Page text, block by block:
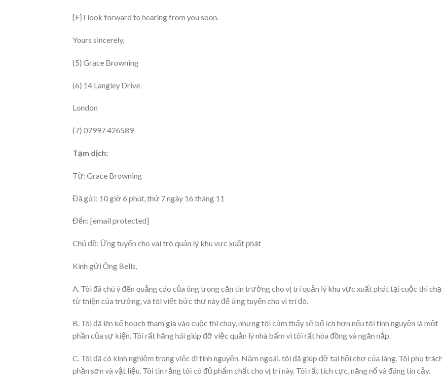
[E] I look forward to hearing from you soon.
Yours sincerely,
(5) Grace Browning
(6) 14 Langley Drive
London
(7) 07997 426589
Tạm dịch:
Từ: Grace Browning
Đã gửi: 10 giờ 6 phút, thứ 7 ngày 16 tháng 11
Đến: [email protected]
Chủ đề: Ứng tuyển cho vai trò quản lý khu vực xuất phát
Kính gửi Ông Bells,
A. Tôi đã chú ý đến quảng cáo của ông trong căn tin trường cho vị trí quản lý khu vực xuất phát tại cuộc thi
từ thiện của trường, và tôi viết bức thư này để ứng tuyển cho vị trí đó.
B. Tôi đã lên kế hoạch tham gia vào cuộc thi chạy, nhưng tôi cảm thấy sẽ bổ ích hơn nếu tôi tình nguyện là một
phần của sự kiện. Tôi rất hăng hái giúp đỡ việc quản lý nhà bấm vì tôi rất hòa đồng và ngăn nắp.
C. Tôi đã có kinh nghiệm trong việc đi tình nguyện. Năm ngoái, tôi đã giúp đỡ tại hội chợ của làng. Tôi phụ
phần sơn và vật liệu. Tôi tin rằng tôi có đủ phẩm chất cho vị trí này. Tôi rất tích cực, năng nổ và đáng tin cậy.